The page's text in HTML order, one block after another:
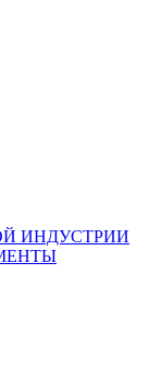
ИНДУСТРИИ